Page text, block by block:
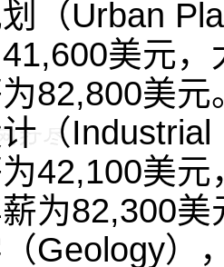
（Urban
美元
82,800美元
（
42,100美
为82,300美
Geology）